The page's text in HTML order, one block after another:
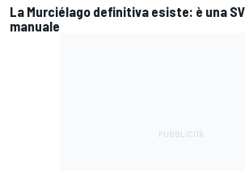
La Murciélago definitiva esiste: è una
manuale